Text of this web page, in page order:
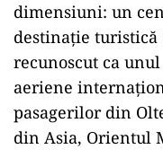
dimensiuni: un
destinație
recunoscut ca
aeriene
pasagerilor din
din Asia, Orientul